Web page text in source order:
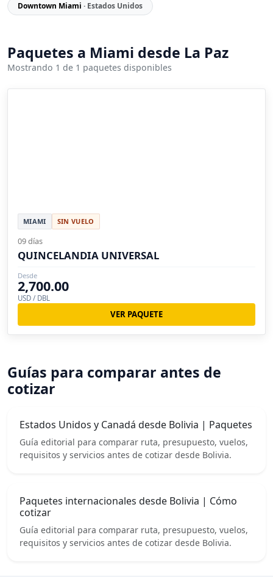
Downtown Miami · Estados Unidos
Paquetes a Miami desde La Paz
Mostrando 1 de 1 paquetes disponibles
MIAMI SIN VUELO
09 días
QUINCELANDIA UNIVERSAL
Desde
2,700.00
USD / DBL
VER PAQUETE
Guías para comparar antes de
cotizar
Estados Unidos y Canadá desde Bolivia | Paquetes
Guía editorial para comparar ruta, presupuesto, vuelos,
requisitos y servicios antes de cotizar desde Bolivia.
Paquetes internacionales desde Bolivia | Cómo
cotizar
Guía editorial para comparar ruta, presupuesto, vuelos,
requisitos y servicios antes de cotizar desde Bolivia.